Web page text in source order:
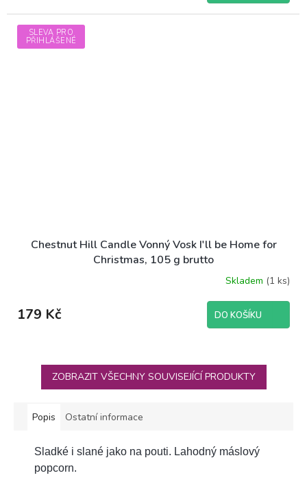
SLEVA PRO
PŘIHLÁŠENÉ
Chestnut Hill Candle Vonný Vosk I'll be Home for
Christmas, 105 g brutto
Skladem (1 ks)
179 Kč DO KOŠÍKU
ZOBRAZIT VŠECHNY SOUVISEJÍCÍ PRODUKTY
Popis Ostatní informace
Sladké i slané jako na pouti. Lahodný máslový
popcorn.